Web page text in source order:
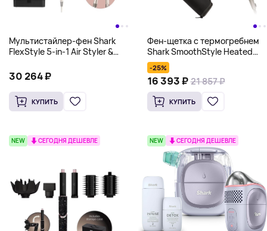
Мультистайлер-фен Shark
FlexStyle 5-in-1 Air Styler &
хранения
30 264 ₽
КУПИТЬ
Фен-щетка с термогребнем
Shark SmoothStyle Heated
Brush & Smoothing Comb
(Wet-to-Dry) + Чехол
-25%
16 393 ₽ 21 857 ₽
КУПИТЬ
NEW СЕГОДНЯ ДЕШЕВЛЕ NEW СЕГОДНЯ ДЕШЕВЛЕ